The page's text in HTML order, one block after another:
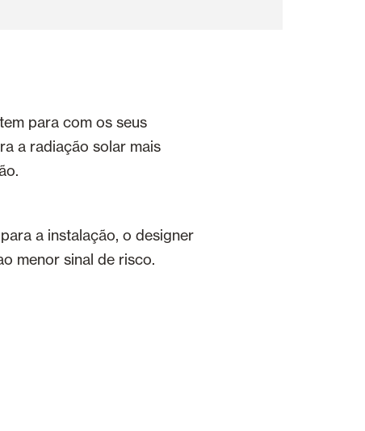
para com os seus
a radiação solar mais
a instalação, o designer
menor sinal de risco.